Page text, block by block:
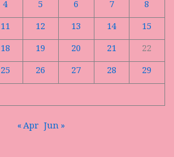
4 5 6 7
8
11 12 13 14
15
18 19 20 21
22
25 26 27 28
29
« Apr Jun »